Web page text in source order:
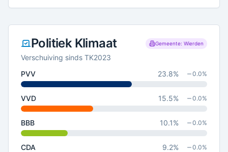
Politiek Klimaat Gemeente: Wierden
Verschuiving sinds TK2023
PVV
23.8% 0.0%
VVD 15.5% 0.0%
BBB 10.1% 0.0%
CDA 9.2% 0.0%